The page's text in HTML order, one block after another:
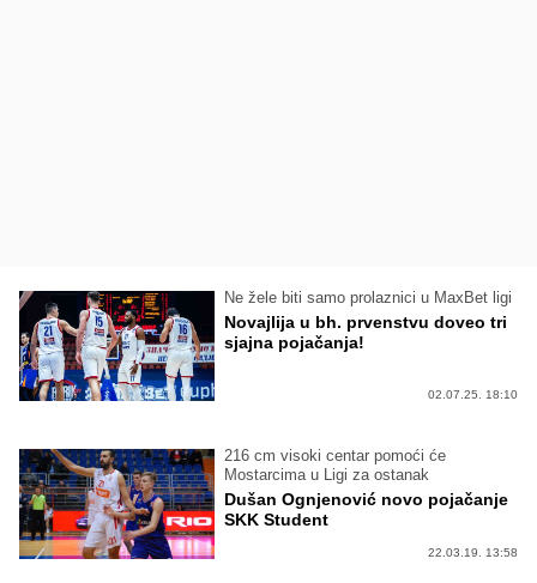
Ne žele biti samo prolaznici u MaxBet ligi
Novajlija u bh. prvenstvu doveo tri
sjajna pojačanja!
02.07.25. 18:10
216 cm visoki centar pomoći će
Mostarcima u Ligi za ostanak
Dušan Ognjenović novo pojačanje
SKK Student
22.03.19. 13:58